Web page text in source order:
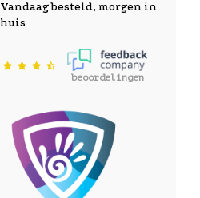
Vandaag besteld, morgen in
huis
beoordelingen